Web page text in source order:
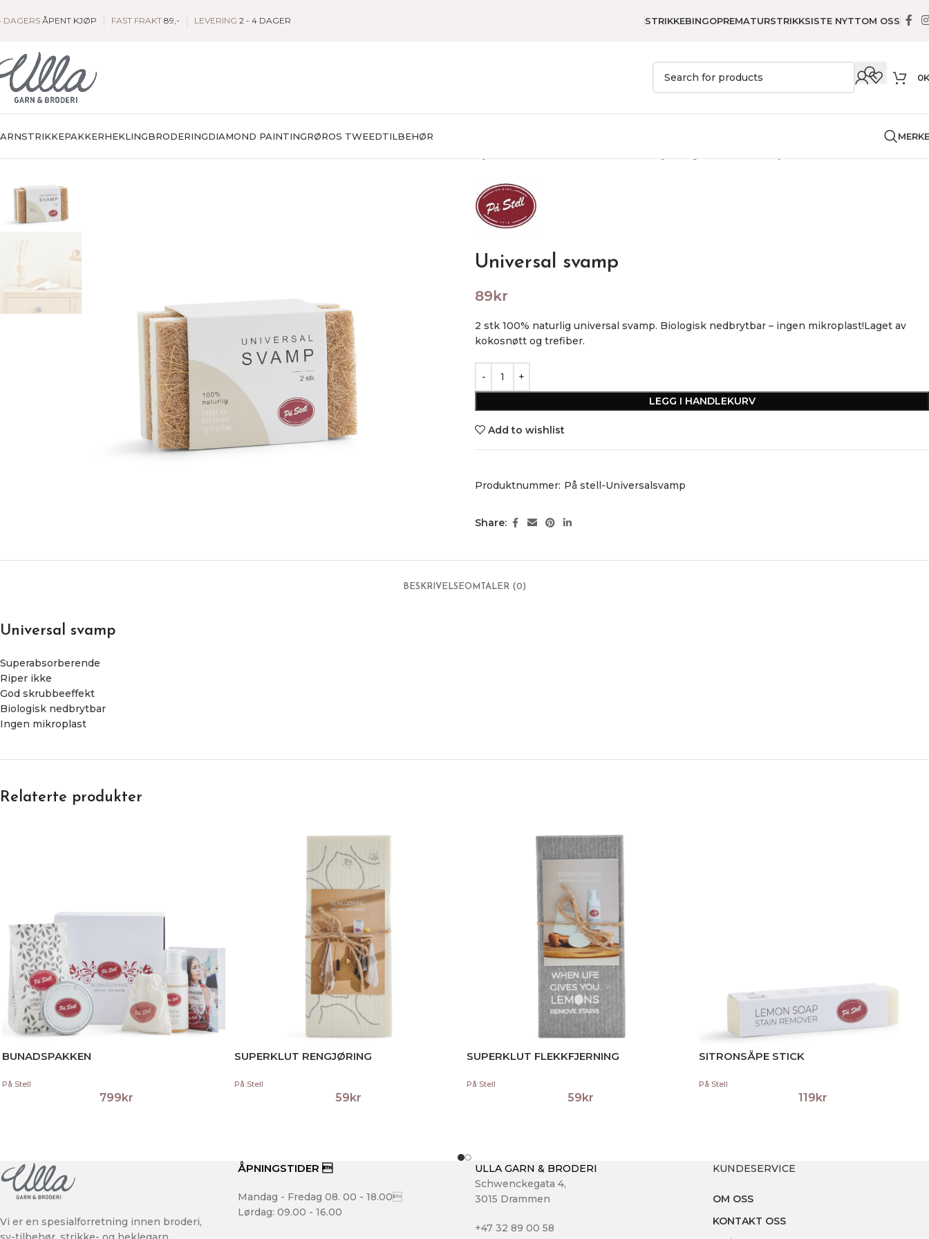
DAGERS ÅPENT KJØP FAST FRAKT 89,- LEVERING 2 - 4 DAGER STRIKKEBINGOPREMATURSTRIKKSISTE NYTTOM OSS
0
STRIKKEPAKKERHEKLINGBRODERINGDIAMOND PAINTINGRØROS TWEEDTILBEHØR
Universal svamp
89kr
2 stk 100% naturlig universal svamp. Biologisk nedbrytbar – ingen mikroplast!Laget av
kokosnøtt og trefiber.
LEGG I HANDLEKURV
Add to wishlist
Produktnummer: På stell-Universalsvamp
Share:
BESKRIVELSEOMTALER (0)
Universal svamp
Superabsorberende
Riper ikke
God skrubbeeffekt
Biologisk nedbrytbar
Ingen mikroplast
Relaterte produkter
BUNADSPAKKEN
På Stell
799 kr
SUPERKLUT RENGJØRING
På Stell
59 kr
SUPERKLUT FLEKKFJERNING
På Stell
59 kr
SITRONSÅPE STICK
På Stell
119 kr
Vi er en spesialforretning innen broderi,
ÅPNINGSTIDER 
Mandag - Fredag 08. 00 - 18.00
Lørdag: 09.00 - 16.00
ULLA GARN & BRODERI
Schwenckegata 4,
3015 Drammen
+47 32 89 00 58
KUNDESERVICE
OM OSS
KONTAKT OSS